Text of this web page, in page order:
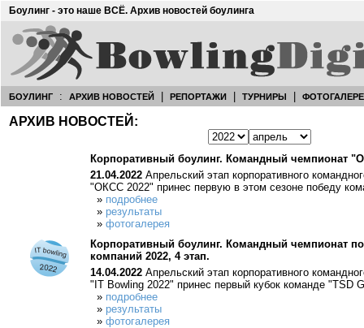
Боулинг - это наше ВСЁ. Архив новостей боулинга
БОУЛИНГ : АРХИВ НОВОСТЕЙ РЕПОРТАЖИ ТУРНИРЫ
АРХИВ НОВОСТЕЙ:
Корпоративный боулинг. Командный чемпионат
21.04.2022 Апрельский этап корпоративного
"ОКСС 2022" принес первую в этом сезоне победу
» подробнее
» результаты
» фотогалерея
Корпоративный боулинг. Командный чемпионат по
компаний 2022, 4 этап.
14.04.2022 Апрельский этап корпоративного
"IT Bowling 2022" принес первый кубок команде "TSD
» подробнее
» результаты
» фотогалерея